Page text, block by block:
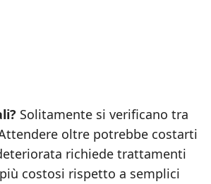
Solitamente si verificano tra
oltre potrebbe costarti
richiede trattamenti
costosi rispetto a semplici